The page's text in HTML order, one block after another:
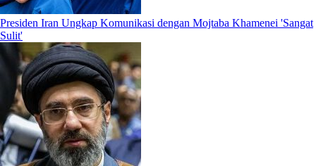
Presiden Iran Ungkap Komunikasi dengan Mojtaba Khamenei 'Sangat
Sulit'